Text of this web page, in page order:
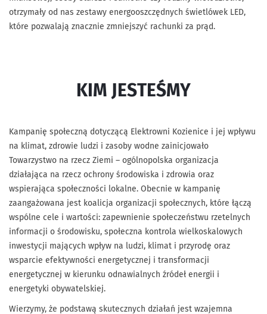
otrzymały od nas zestawy energooszczędnych świetlówek LED,
które pozwalają znacznie zmniejszyć rachunki za prąd.
KIM JESTEŚMY
Kampanię społeczną dotyczącą Elektrowni Kozienice i jej wpływu
na klimat, zdrowie ludzi i zasoby wodne zainicjowało
Towarzystwo na rzecz Ziemi – ogólnopolska organizacja
działająca na rzecz ochrony środowiska i zdrowia oraz
wspierająca społeczności lokalne. Obecnie w kampanię
zaangażowana jest koalicja organizacji społecznych, które łączą
wspólne cele i wartości: zapewnienie społeczeństwu rzetelnych
informacji o środowisku, społeczna kontrola wielkoskalowych
inwestycji mających wpływ na ludzi, klimat i przyrodę oraz
wsparcie efektywności energetycznej i transformacji
energetycznej w kierunku odnawialnych źródeł energii i
energetyki obywatelskiej.
Wierzymy, że podstawą skutecznych działań jest wzajemna